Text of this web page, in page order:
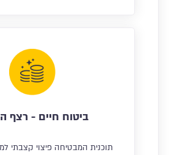
ביטוח חיים - רצף
תוכנית המבטיחה פיצוי קצבתי